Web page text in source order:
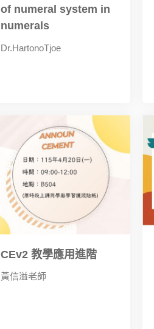
of numeral system in
numerals
Dr.HartonoTjoe
CEv2 教學應用進階
黃信溢老師